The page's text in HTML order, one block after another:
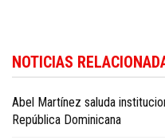
Republic politics news in English.
NOTICIAS
Abel Martínez saluda
República Dominicana